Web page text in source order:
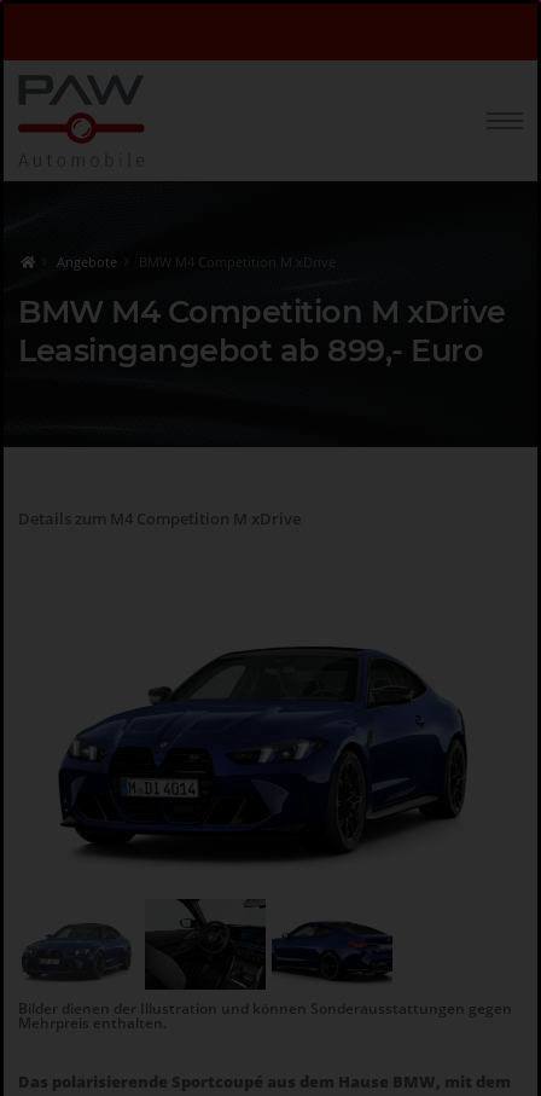
Angebote BMW M4 Competition M xDrive
BMW M4 Competition M xDrive
Leasingangebot ab 899,- Euro
Details zum M4 Competition M xDrive
Bilder dienen der Illustration und können Sonderausstattungen gegen
Mehrpreis enthalten.
Das polarisierende Sportcoupé aus dem Hause BMW, mit dem